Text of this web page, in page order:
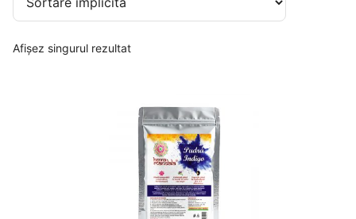
Afișez singurul rezultat